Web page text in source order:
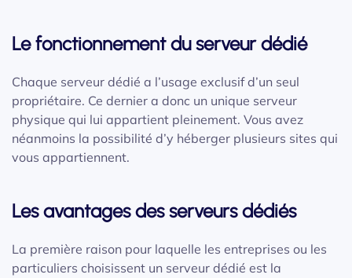
Le fonctionnement du serveur dédié
Chaque serveur dédié a l’usage exclusif d’un seul
propriétaire. Ce dernier a donc un unique serveur
physique qui lui appartient pleinement. Vous avez
néanmoins la possibilité d’y héberger plusieurs sites qui
vous appartiennent.
Les avantages des serveurs dédiés
La première raison pour laquelle les entreprises ou les
particuliers choisissent un serveur dédié est la